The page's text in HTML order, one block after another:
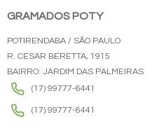
GRAMADOS POTY
POTIRENDABA / SÃO PAULO
R. CESAR BERETTA, 1915
BAIRRO: JARDIM DAS PALMEIRAS
(17) 99777-6441
(17) 99777-6441